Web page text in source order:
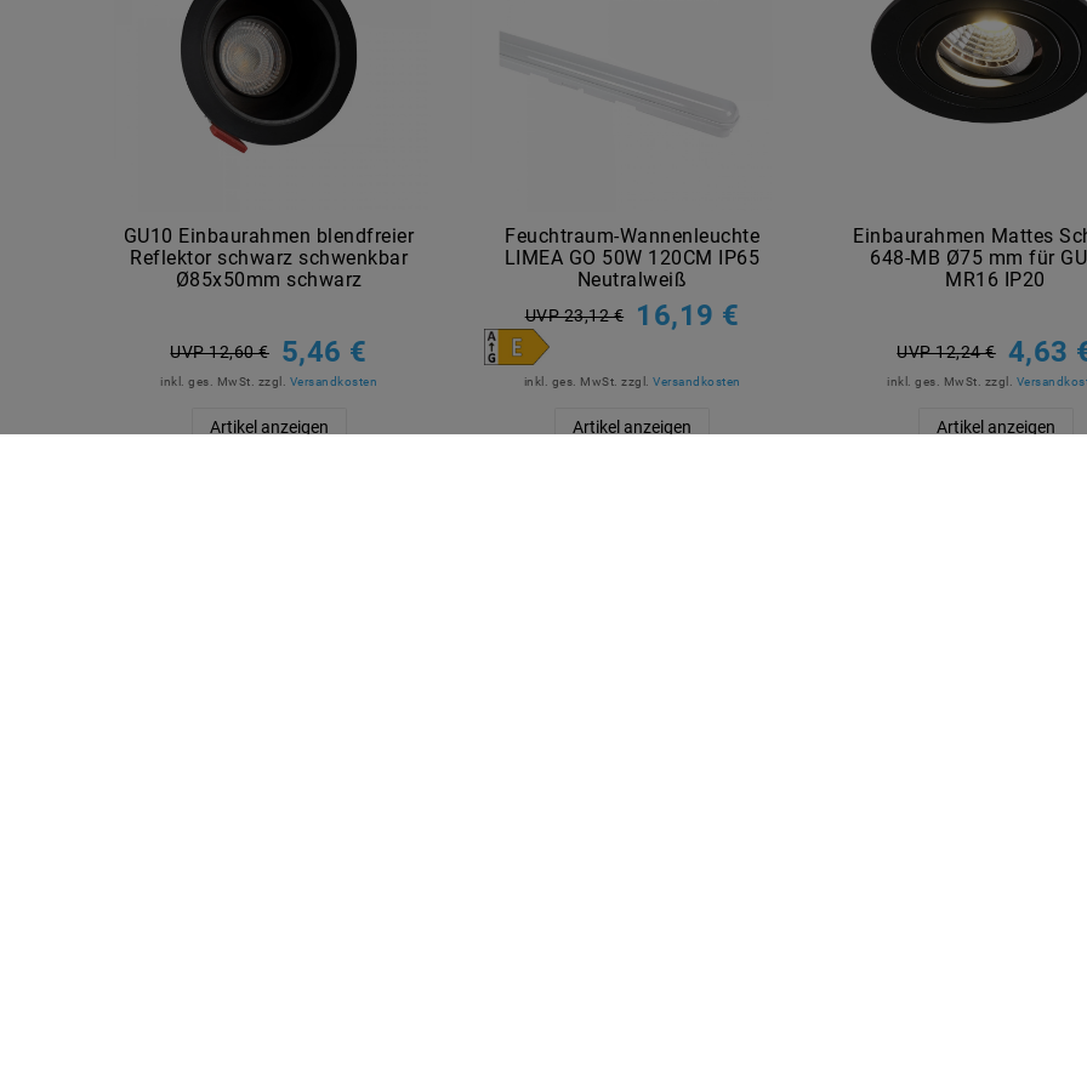
GU10 Einbaurahmen blendfreier
Reflektor schwarz schwenkbar
Ø85x50mm schwarz
UVP 12,60 € 5,46 €
inkl. ges. MwSt. zzgl. Versandkosten
Artikel anzeigen
Feuchtraum-Wannenleuchte
LIMEA GO 50W 120CM IP65
Neutralweiß
UVP 23,12 € 16,19 €
inkl. ges. MwSt. zzgl.Versandkosten
Artikel anzeigen
Einbaurahmen Mattes
648-MB Ø75 mm für
MR16 IP20
UVP 12,24 € 4,63
inkl. ges. MwSt. zzgl.
Artikel anzeigen